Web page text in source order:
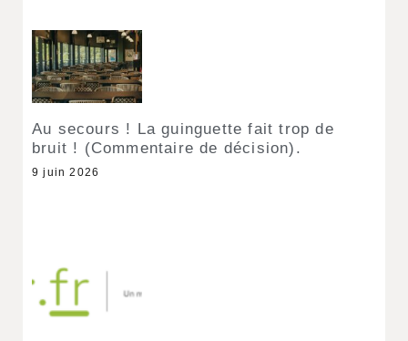
Au secours ! La guinguette fait trop de
bruit ! (Commentaire de décision).
9 juin 2026